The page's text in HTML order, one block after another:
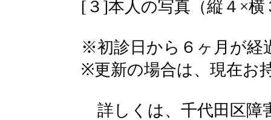
[３]本人の写真（縦４×横
※初診日から６ヶ月が経
※更新の場合は、現在お
詳しくは、千代田区障